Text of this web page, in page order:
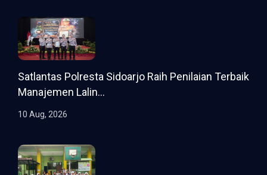
Satlantas Polresta Sidoarjo Raih Penilaian Terbaik
Manajemen Lalin...
10 Aug, 2026